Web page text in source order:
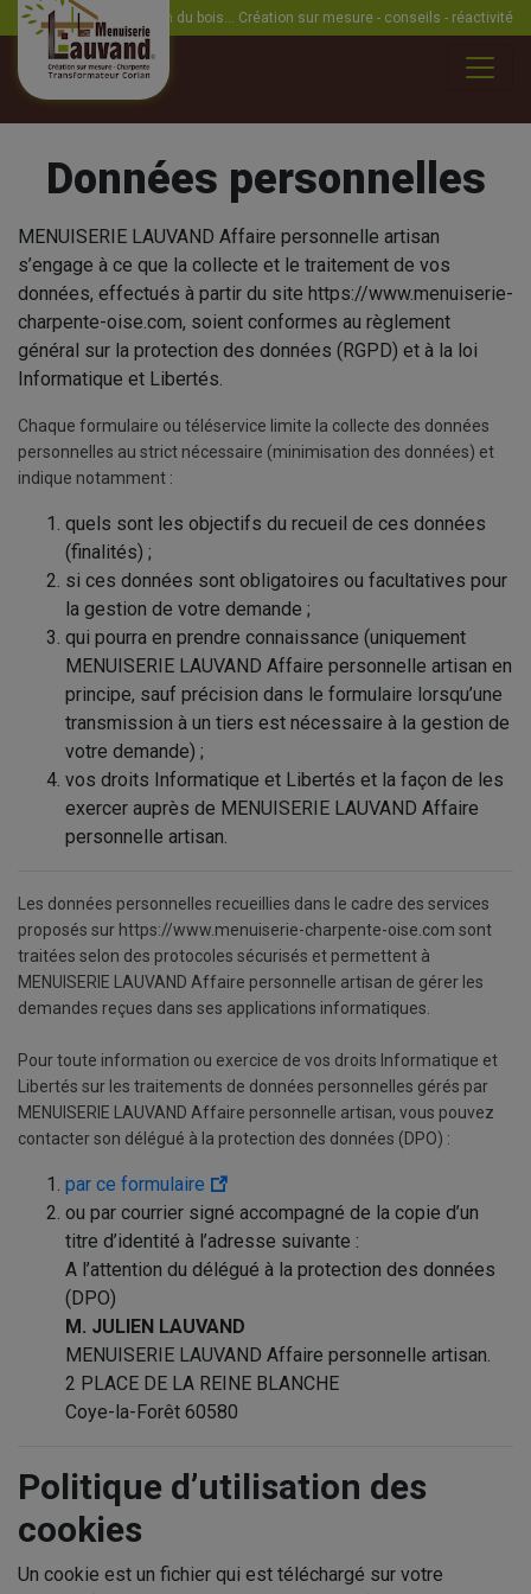
La passion du bois... Création sur mesure - conseils - réactivité
Données personnelles
MENUISERIE LAUVAND Affaire personnelle artisan
s’engage à ce que la collecte et le traitement de vos
données, effectués à partir du site https://www.menuiserie-
charpente-oise.com, soient conformes au règlement
général sur la protection des données (RGPD) et à la loi
Informatique et Libertés.
Chaque formulaire ou téléservice limite la collecte des données
personnelles au strict nécessaire (minimisation des données) et
indique notamment :
quels sont les objectifs du recueil de ces données
(finalités) ;
si ces données sont obligatoires ou facultatives pour
la gestion de votre demande ;
qui pourra en prendre connaissance (uniquement
MENUISERIE LAUVAND Affaire personnelle artisan en
principe, sauf précision dans le formulaire lorsqu’une
transmission à un tiers est nécessaire à la gestion de
votre demande) ;
vos droits Informatique et Libertés et la façon de les
exercer auprès de MENUISERIE LAUVAND Affaire
personnelle artisan.
Les données personnelles recueillies dans le cadre des services
proposés sur https://www.menuiserie-charpente-oise.com sont
traitées selon des protocoles sécurisés et permettent à
MENUISERIE LAUVAND Affaire personnelle artisan de gérer les
demandes reçues dans ses applications informatiques.
Pour toute information ou exercice de vos droits Informatique et
Libertés sur les traitements de données personnelles gérés par
MENUISERIE LAUVAND Affaire personnelle artisan, vous pouvez
contacter son délégué à la protection des données (DPO) :
par ce formulaire
ou par courrier signé accompagné de la copie d’un
titre d’identité à l’adresse suivante :
A l’attention du délégué à la protection des données
(DPO)
M. JULIEN LAUVAND
MENUISERIE LAUVAND Affaire personnelle artisan.
2 PLACE DE LA REINE BLANCHE
Coye-la-Forêt 60580
Politique d’utilisation des
cookies
Un cookie est un fichier qui est téléchargé sur votre